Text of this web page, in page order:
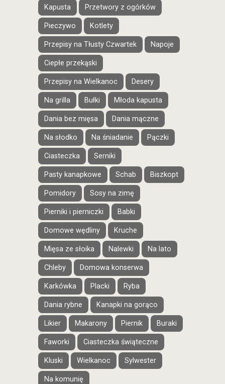
Kapusta Przetwory z ogórków
Pieczywo Kotlety
Przepisy na Tłusty Czwartek Napoje
Ciepłe przekąski
Przepisy na Wielkanoc Desery
Na grilla Bułki Młoda kapusta
Dania bez mięsa Dania mączne
Na słodko Na śniadanie Pączki
Ciasteczka Serniki
Pasty kanapkowe Schab Biszkopt
Pomidory Sosy na zimę
Pierniki i pierniczki Babki
Domowe wędliny Kruche
Mięsa ze słoika Nalewki Na lato
Chleby Domowa konserwa
Karkówka Placki Ryba
Dania rybne Kanapki na gorąco
Likier Makarony Piernik Buraki
Faworki Ciasteczka świąteczne
Kluski Wielkanoc Sylwester
Na komunię